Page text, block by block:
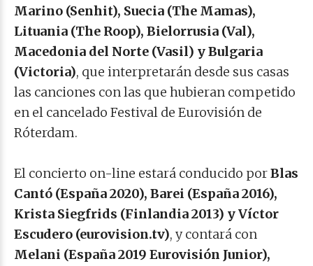
Marino (Senhit), Suecia (The Mamas),
Lituania (The Roop), Bielorrusia (Val),
Macedonia del Norte (Vasil) y Bulgaria
(Victoria), que interpretarán desde sus casas
las canciones con las que hubieran competido
en el cancelado Festival de Eurovisión de
Róterdam.
El concierto on-line estará conducido porBlas
Cantó (España 2020), Barei (España 2016),
Krista Siegfrids (Finlandia 2013) y Víctor
Escudero (eurovision.tv), y contará con
Melani (España 2019 Eurovisión Junior),